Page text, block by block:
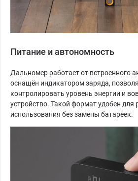
Питание и автономность
Дальномер работает от встроенного
оснащён индикатором заряда,
контролировать уровень энергии и
устройство. Такой формат удобен для
использования без замены батареек.